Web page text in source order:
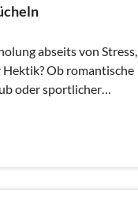
abseits von Stress,
Ob romantische
oder sportlicher